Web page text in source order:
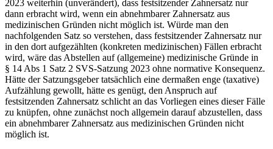
2023 weiterhin (unverändert), dass festsitzender Zahnersatz nur
dann erbracht wird, wenn ein abnehmbarer Zahnersatz aus
medizinischen Gründen nicht möglich ist. Würde man den
nachfolgenden Satz so verstehen, dass festsitzender Zahnersatz nur
in den dort aufgezählten (konkreten medizinischen) Fällen erbracht
wird, wäre das Abstellen auf (allgemeine) medizinische Gründe in
§ 14 Abs 1 Satz 2 SVS-Satzung 2023 ohne normative Konsequenz.
Hätte der Satzungsgeber tatsächlich eine dermaßen enge (taxative)
Aufzählung gewollt, hätte es genügt, den Anspruch auf
festsitzenden Zahnersatz schlicht an das Vorliegen eines dieser Fälle
zu knüpfen, ohne zunächst noch allgemein darauf abzustellen, dass
ein abnehmbarer Zahnersatz aus medizinischen Gründen nicht
möglich ist.